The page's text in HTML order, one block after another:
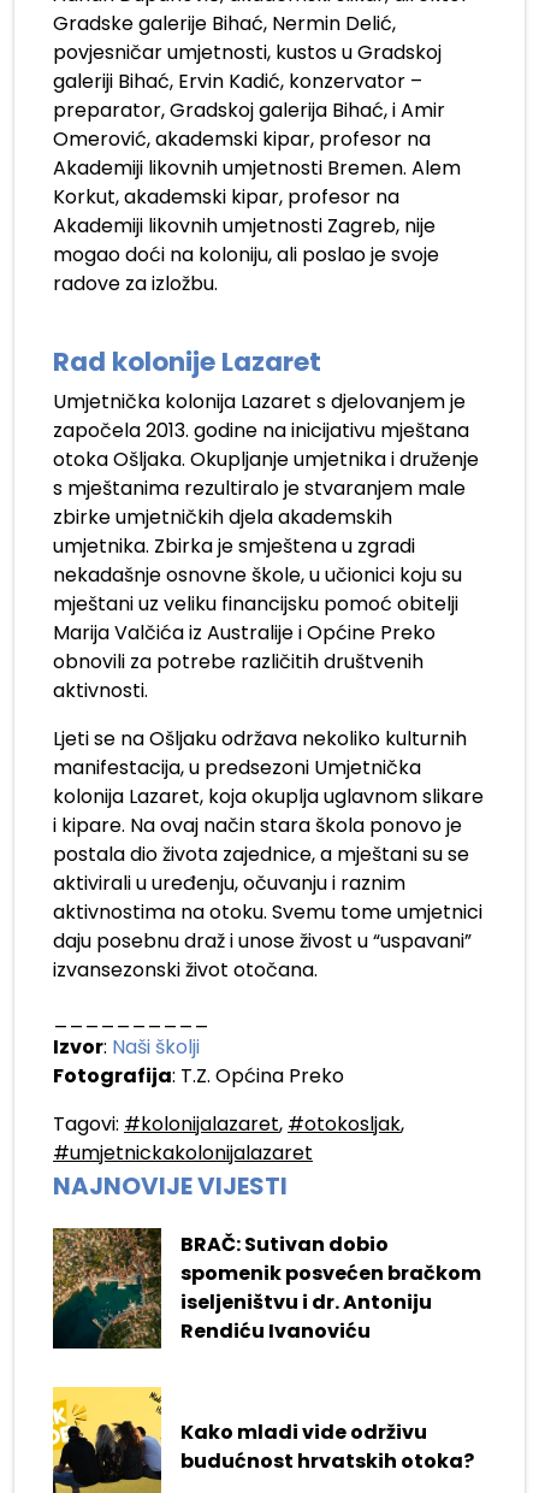
Gradske galerije Bihać, Nermin Delić,
povjesničar umjetnosti, kustos u Gradskoj
galeriji Bihać, Ervin Kadić, konzervator –
preparator, Gradskoj galerija Bihać, i Amir
Omerović, akademski kipar, profesor na
Akademiji likovnih umjetnosti Bremen. Alem
Korkut, akademski kipar, profesor na
Akademiji likovnih umjetnosti Zagreb, nije
mogao doći na koloniju, ali poslao je svoje
radove za izložbu.
Rad kolonije Lazaret
Umjetnička kolonija Lazaret s djelovanjem je
započela 2013. godine na inicijativu mještana
otoka Ošljaka. Okupljanje umjetnika i druženje
s mještanima rezultiralo je stvaranjem male
zbirke umjetničkih djela akademskih
umjetnika. Zbirka je smještena u zgradi
nekadašnje osnovne škole, u učionici koju su
mještani uz veliku financijsku pomoć obitelji
Marija Valčića iz Australije i Općine Preko
obnovili za potrebe različitih društvenih
aktivnosti.
Ljeti se na Ošljaku održava nekoliko kulturnih
manifestacija, u predsezoni Umjetnička
kolonija Lazaret, koja okuplja uglavnom slikare
i kipare. Na ovaj način stara škola ponovo je
postala dio života zajednice, a mještani su se
aktivirali u uređenju, očuvanju i raznim
aktivnostima na otoku. Svemu tome umjetnici
daju posebnu draž i unose živost u “uspavani”
izvansezonski život otočana.
Izvor: Naši školji
Fotografija: T.Z. Općina Preko
Tagovi: #kolonijalazaret, #otokosljak,
#umjetnickakolonijalazaret
NAJNOVIJE VIJESTI
BRAČ: Sutivan dobio
spomenik posvećen bračkom
iseljeništvu i dr. Antoniju
Rendiću Ivanoviću
Kako mladi vide održivu
budućnost hrvatskih otoka?